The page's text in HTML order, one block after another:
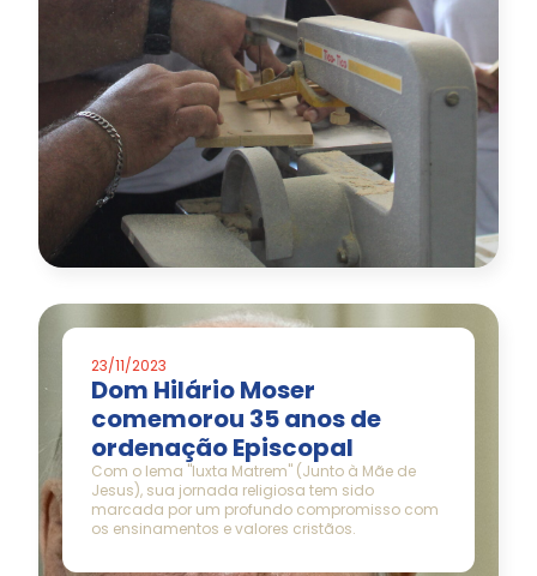
23/11/2023
Dom Hilário Moser
comemorou 35 anos de
ordenação Episcopal
Com o lema "Iuxta Matrem" (Junto à Mãe de
Jesus), sua jornada religiosa tem sido
marcada por um profundo compromisso com
os ensinamentos e valores cristãos.